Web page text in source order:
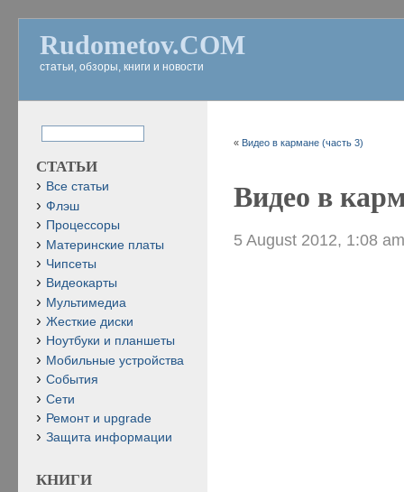
Rudometov.COM
статьи, обзоры, книги и новости
« Видео в кармане (часть 3)
Видео в
5 August 2012, 1:08
СТАТЬИ
Все статьи
Флэш
Процессоры
Материнские платы
Чипсеты
Видеокарты
Мультимедиа
Жесткие диски
Ноутбуки и планшеты
Мобильные устройства
События
Сети
Ремонт и upgrade
Защита информации
КНИГИ